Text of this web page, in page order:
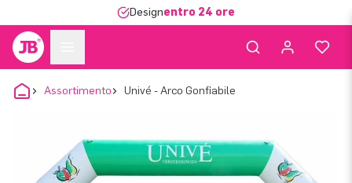
Designentro 24 ore
Assortimento Univé - Arco Gonfiabile